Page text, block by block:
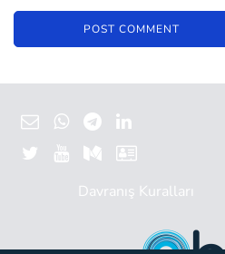
Davranış Kuralları